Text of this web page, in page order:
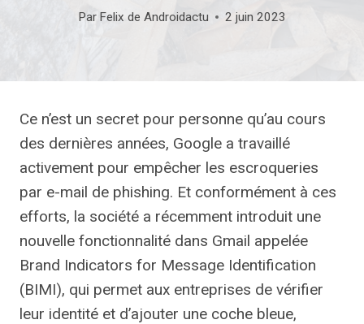
Par Felix de Androidactu 2 juin 2023
Ce n’est un secret pour personne qu’au cours
des dernières années, Google a travaillé
activement pour empêcher les escroqueries
par e-mail de phishing. Et conformément à ces
efforts, la société a récemment introduit une
nouvelle fonctionnalité dans Gmail appelée
Brand Indicators for Message Identification
(BIMI), qui permet aux entreprises de vérifier
leur identité et d’ajouter une coche bleue,